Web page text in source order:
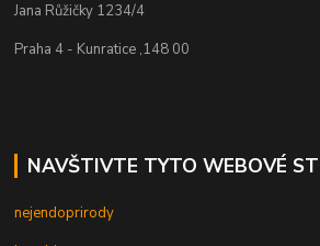
Jana Růžičky 1234/4
Praha 4 - Kunratice ,148 00
NAVŠTIVTE TYTO WEBOVÉ
nejendoprirody